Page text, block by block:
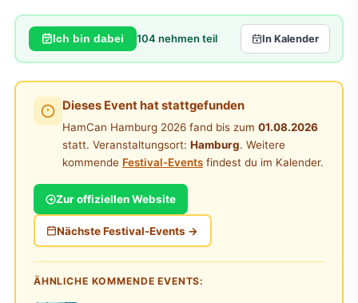
Ich bin dabei 104 nehmen teil In Kalender
Dieses Event hat stattgefunden
HamCan Hamburg 2026 fand bis zum 01.08.2026
statt. Veranstaltungsort: Hamburg. Weitere
kommende Festival-Eventsfindest du im Kalender.
Zur offiziellen Website
Nächste Festival-Events →
ÄHNLICHE KOMMENDE EVENTS: